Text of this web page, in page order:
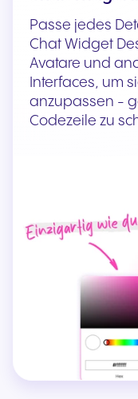
Passe jedes
Chat Widget
Avatare und
Interfaces, um
anzupassen -
Codezeile zu